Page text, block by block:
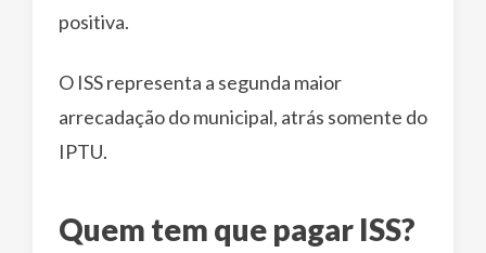
positiva.
O ISS representa a segunda maior
arrecadação do municipal, atrás somente do
IPTU.
Quem tem que pagar ISS?